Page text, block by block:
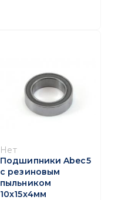
Нет
Подшипники Abec5
с резиновым
пыльником
10x15x4мм